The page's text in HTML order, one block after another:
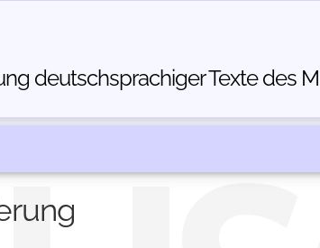
deutschsprachiger Texte des